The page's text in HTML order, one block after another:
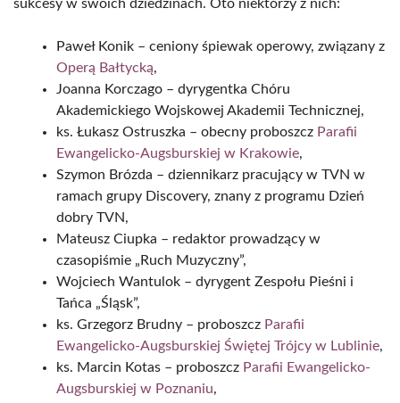
sukcesy w swoich dziedzinach. Oto niektórzy z nich:
Paweł Konik – ceniony śpiewak operowy, związany z
Operą Bałtycką,
Joanna Korczago – dyrygentka Chóru
Akademickiego Wojskowej Akademii Technicznej,
ks. Łukasz Ostruszka – obecny proboszcz Parafii
Ewangelicko-Augsburskiej w Krakowie,
Szymon Brózda – dziennikarz pracujący w TVN w
ramach grupy Discovery, znany z programu Dzień
dobry TVN,
Mateusz Ciupka – redaktor prowadzący w
czasopiśmie „Ruch Muzyczny”,
Wojciech Wantulok – dyrygent Zespołu Pieśni i
Tańca „Śląsk”,
ks. Grzegorz Brudny – proboszcz Parafii
Ewangelicko-Augsburskiej Świętej Trójcy w Lublinie,
ks. Marcin Kotas – proboszcz Parafii Ewangelicko-
Augsburskiej w Poznaniu,